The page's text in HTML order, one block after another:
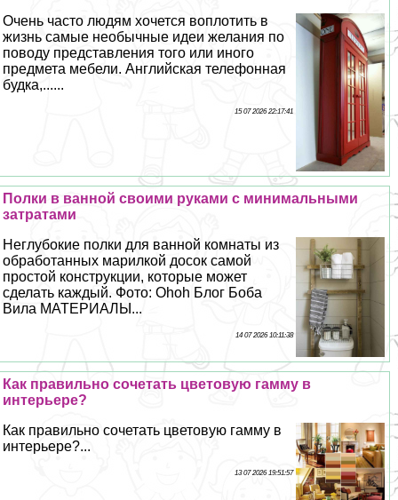
Очень часто людям хочется воплотить в
жизнь самые необычные идеи желания по
поводу представления того или иного
предмета мебели. Английская телефонная
будка,......
15 07 2026 22:17:41
Полки в ванной своими руками с минимальными
затратами
Неглубокие полки для ванной комнаты из
обработанных марилкой досок самой
простой конструкции, которые может
сделать каждый. Фото: Ohoh Блог Боба
Вила МАТЕРИАЛЫ...
14 07 2026 10:11:38
Как правильно сочетать цветовую гамму в
интерьере?
Как правильно сочетать цветовую гамму в
интерьере?...
13 07 2026 19:51:57